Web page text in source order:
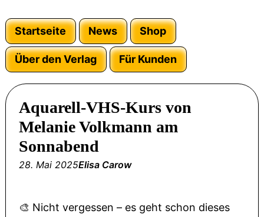
Startseite News Shop
Über den Verlag Für Kunden
Aquarell-VHS-Kurs von
Melanie Volkmann am
Sonnabend
28. Mai 2025Elisa Carow
🎨 Nicht vergessen – es geht schon dieses